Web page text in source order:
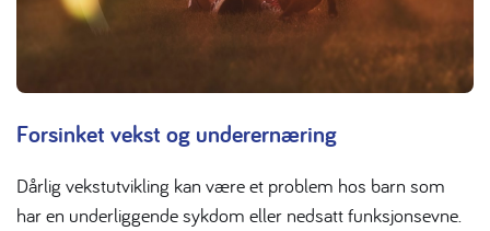
Forsinket vekst og underernæring
Dårlig vekstutvikling kan være et problem hos barn som
har en underliggende sykdom eller nedsatt funksjonsevne.